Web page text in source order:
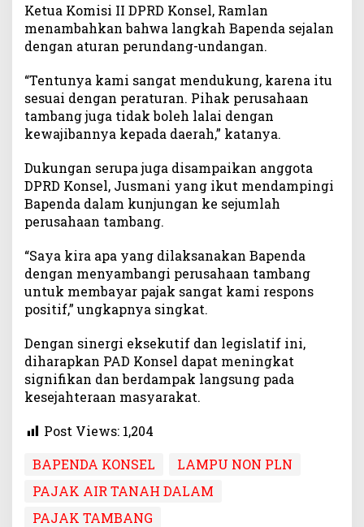
Ketua Komisi II DPRD Konsel, Ramlan
menambahkan bahwa langkah Bapenda sejalan
dengan aturan perundang-undangan.
“Tentunya kami sangat mendukung, karena itu
sesuai dengan peraturan. Pihak perusahaan
tambang juga tidak boleh lalai dengan
kewajibannya kepada daerah,” katanya.
Dukungan serupa juga disampaikan anggota
DPRD Konsel, Jusmani yang ikut mendampingi
Bapenda dalam kunjungan ke sejumlah
perusahaan tambang.
“Saya kira apa yang dilaksanakan Bapenda
dengan menyambangi perusahaan tambang
untuk membayar pajak sangat kami respons
positif,” ungkapnya singkat.
Dengan sinergi eksekutif dan legislatif ini,
diharapkan PAD Konsel dapat meningkat
signifikan dan berdampak langsung pada
kesejahteraan masyarakat.
Post Views: 1,204
BAPENDA KONSEL
LAMPU NON PLN
PAJAK AIR TANAH DALAM
PAJAK TAMBANG